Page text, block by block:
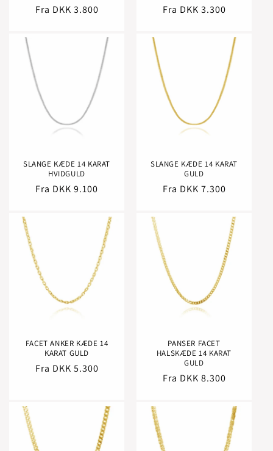
Normalpris
Fra DKK 3.800 Normalpris
Fra DKK 3.300
SLANGE KÆDE 14 KARAT
HVIDGULD
Normalpris
Fra DKK 9.100
SLANGE KÆDE 14 KARAT
GULD
Normalpris
Fra DKK 7.300
FACET ANKER KÆDE 14
KARAT GULD
Normalpris
Fra DKK 5.300
PANSER FACET
HALSKÆDE 14 KARAT
GULD
Normalpris
Fra DKK 8.300